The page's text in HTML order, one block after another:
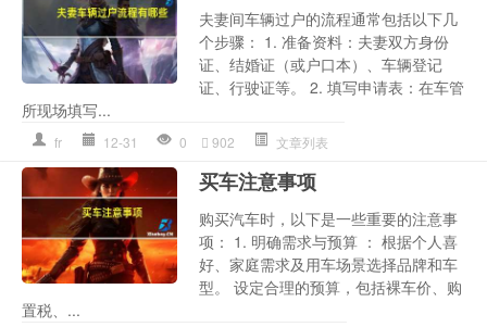
夫妻间车辆过户的流程通常包括以下几
个步骤： 1. 准备资料：夫妻双方身份
证、结婚证（或户口本）、车辆登记
证、行驶证等。 2. 填写申请表：在车管
所现场填写...
fr 12-31 0 902 文章列表
买车注意事项
购买汽车时，以下是一些重要的注意事
项： 1. 明确需求与预算 ： 根据个人喜
好、家庭需求及用车场景选择品牌和车
型。 设定合理的预算，包括裸车价、购
置税、...